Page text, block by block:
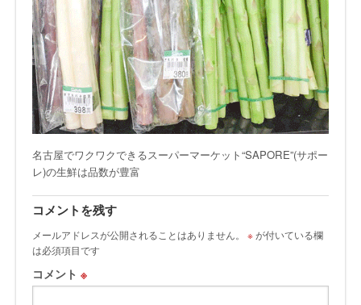
名古屋でワクワクできるスーパーマーケット“SAPORE”(サポー
レ)の生鮮は品数が豊富
コメントを残す
メールアドレスが公開されることはありません。 ※が付いている欄
は必須項目です
コメント ※